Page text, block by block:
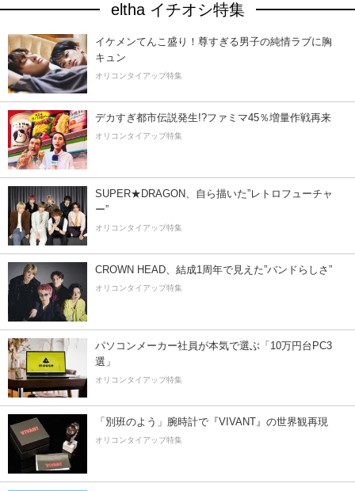
eltha イチオシ特集
イケメンてんこ盛り！尊すぎる男子の純情ラブに胸
キュン
オリコンタイアップ特集
デカすぎ都市伝説発生!?ファミマ45％増量作戦再来
オリコンタイアップ特集
SUPER★DRAGON、自ら描いた”レトロフューチャ
ー”
オリコンタイアップ特集
CROWN HEAD、結成1周年で見えた”バンドらしさ”
オリコンタイアップ特集
パソコンメーカー社員が本気で選ぶ「10万円台PC3
選」
オリコンタイアップ特集
「別班のよう」腕時計で『VIVANT』の世界観再現
オリコンタイアップ特集